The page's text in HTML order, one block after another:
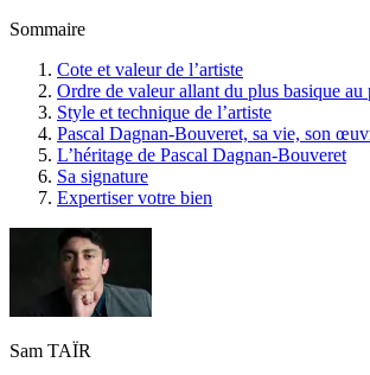
Sommaire
Cote et valeur de l’artiste
Ordre de valeur allant du plus basique au
Style et technique de l’artiste
Pascal Dagnan-Bouveret, sa vie, son
L’héritage de Pascal Dagnan-Bouveret
Sa signature
Expertiser votre bien
Sam TAÏR